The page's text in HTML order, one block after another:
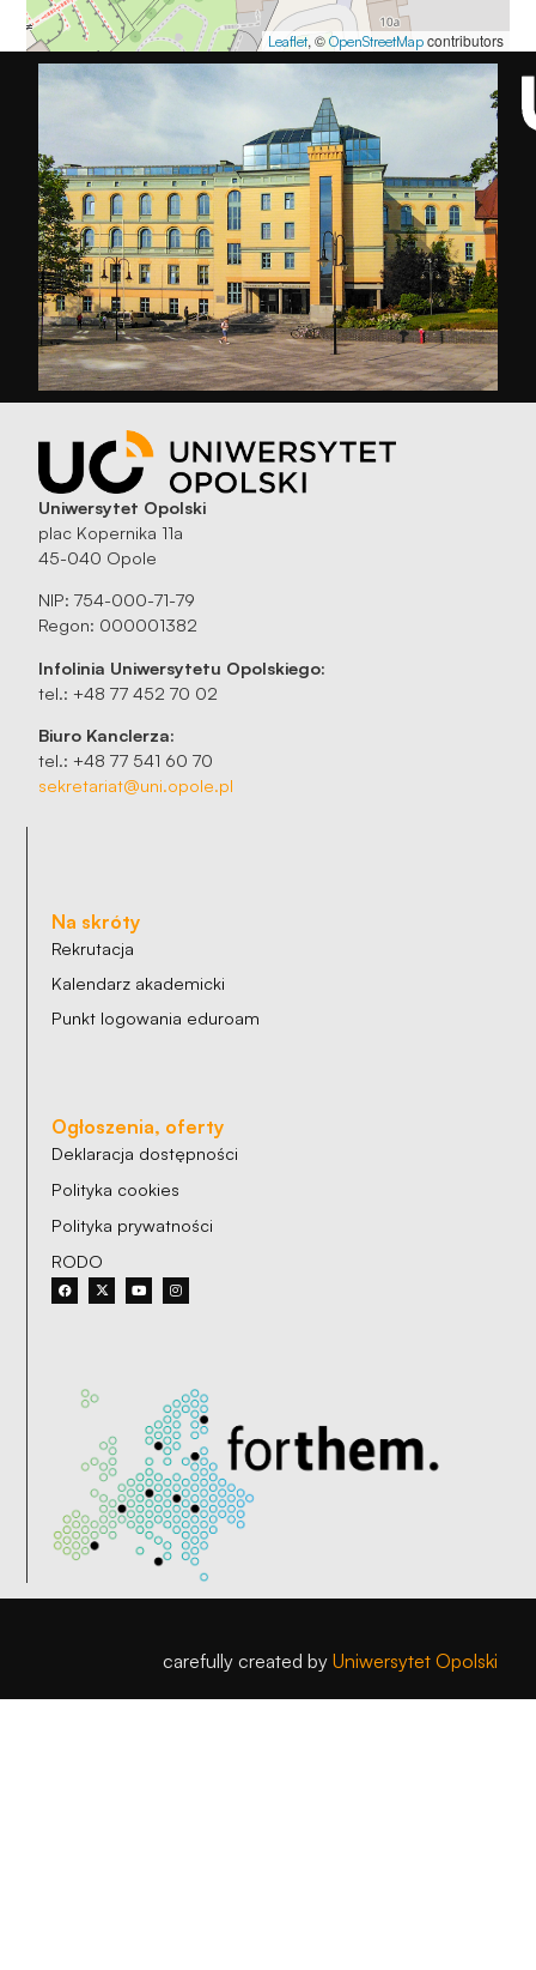
Leaflet, © OpenStreetMapcontributors
Uniwersytet Opolski
plac Kopernika 11a
45-040 Opole
NIP: 754-000-71-79
Regon: 000001382
Infolinia Uniwersytetu Opolskiego:
tel.: +48 77 452 70 02
Biuro Kanclerza:
tel.: +48 77 541 60 70
sekretariat@uni.opole.pl
Na skróty
Rekrutacja
Kalendarz akademicki
Punkt logowania eduroam
Ogłoszenia, oferty
Deklaracja dostępności
Polityka cookies
Polityka prywatności
RODO
carefully created by Uniwersytet Opolski